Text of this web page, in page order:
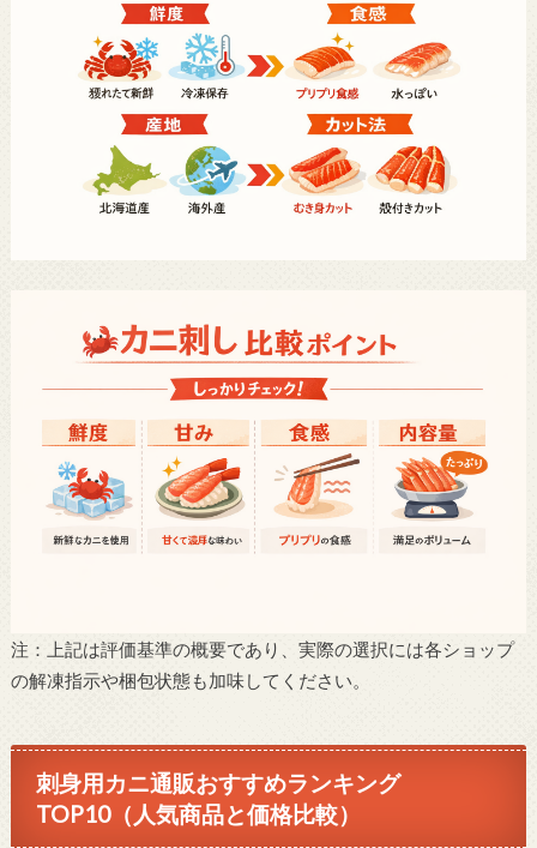
注：上記は評価基準の概要であり、実際の選択には各ショップ
の解凍指示や梱包状態も加味してください。
刺身用カニ通販おすすめランキング
TOP10（人気商品と価格比較）